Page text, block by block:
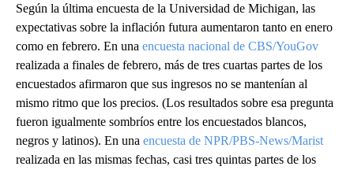
Según la última encuesta de la Universidad de Michigan, las
expectativas sobre la inflación futura aumentaron tanto en enero
como en febrero. En una encuesta nacional de CBS/YouGov
realizada a finales de febrero, más de tres cuartas partes de los
encuestados afirmaron que sus ingresos no se mantenían al
mismo ritmo que los precios. (Los resultados sobre esa pregunta
fueron igualmente sombríos entre los encuestados blancos,
negros y latinos). En una encuesta de NPR/PBS-News/Marist
realizada en las mismas fechas, casi tres quintas partes de los